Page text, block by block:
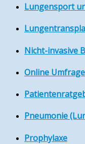
Lungensport
Nicht-invasive
Online
Pneumonie
Prophylaxe